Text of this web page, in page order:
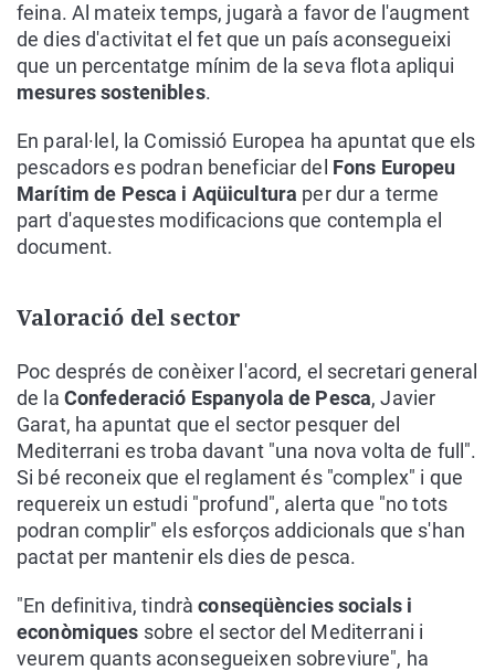
feina. Al mateix temps, jugarà a favor de l'augment
de dies d'activitat el fet que un país aconsegueixi
que un percentatge mínim de la seva flota apliqui
mesures sostenibles.
En paral·lel, la Comissió Europea ha apuntat que els
pescadors es podran beneficiar del Fons Europeu
Marítim de Pesca i Aqüicultura per dur a terme
part d'aquestes modificacions que contempla el
document.
Valoració del sector
Poc després de conèixer l'acord, el secretari general
de la Confederació Espanyola de Pesca, Javier
Garat, ha apuntat que el sector pesquer del
Mediterrani es troba davant "una nova volta de full".
Si bé reconeix que el reglament és "complex" i que
requereix un estudi "profund", alerta que "no tots
podran complir" els esforços addicionals que s'han
pactat per mantenir els dies de pesca.
"En definitiva, tindràconseqüències socials i
econòmiques sobre el sector del Mediterrani i
veurem quants aconsegueixen sobreviure", ha